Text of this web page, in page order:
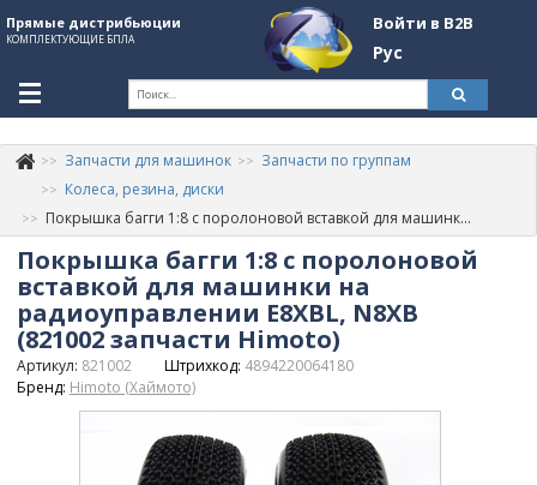
Прямые дистрибьюции
КОМПЛЕКТУЮЩИЕ БПЛА
Войти в B2B
Рус
+380507774092
Информация о компании
About Company
Обзоры
Категории
Запчасти для машинок
Запчасти по группам
Колеса, резина, диски
Покрышка багги 1:8 с поролоновой вставкой для машинки на радиоуправлении E8XBL, N8XB (821002 запчасти Himoto)
Покрышка багги 1:8 с поролоновой
вставкой для машинки на
радиоуправлении E8XBL, N8XB
(821002 запчасти Himoto)
Артикул: 821002 Штрихкод: 4894220064180
Бренд: Himoto (Хаймото)